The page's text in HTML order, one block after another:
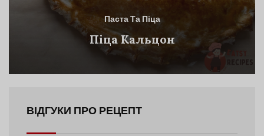
Паста Та Піца
Піца Кальцон
ВІДГУКИ ПРО РЕЦЕПТ